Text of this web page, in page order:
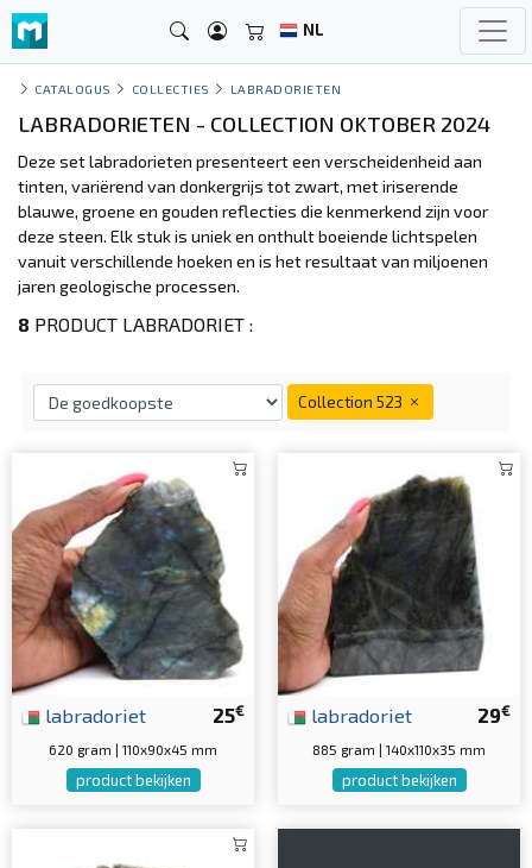
NL
CATALOGUS COLLECTIES LABRADORIETEN
LABRADORIETEN - COLLECTION OKTOBER 2024
Deze set labradorieten presenteert een verscheidenheid aan
tinten, variërend van donkergrijs tot zwart, met iriserende
blauwe, groene en gouden reflecties die kenmerkend zijn voor
deze steen. Elk stuk is uniek en onthult boeiende lichtspelen
vanuit verschillende hoeken en is het resultaat van miljoenen
jaren geologische processen.
8 PRODUCT LABRADORIET :
Collection 523
25€
labradoriet
620 gram | 110x90x45 mm
product bekijken
29€
labradoriet
885 gram | 140x110x35 mm
product bekijken